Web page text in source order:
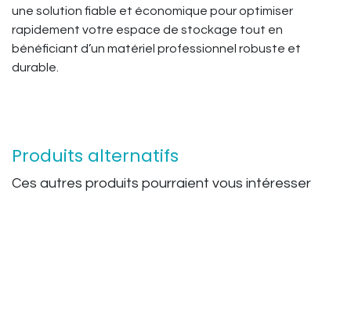
une solution fiable et économique pour optimiser
rapidement votre espace de stockage tout en
bénéficiant d’un matériel professionnel robuste et
durable.
Produits alternatifs
Ces autres produits pourraient vous intéresser